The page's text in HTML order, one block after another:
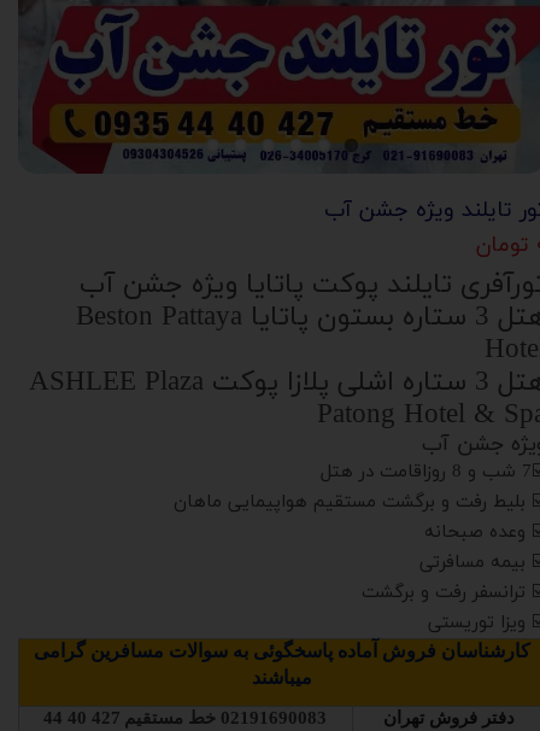
تایلند ویژه جشن آب
تایلند پوکت پاتایا ویژه جشن آب
هتل 3 ستاره بستون پاتایا Beston Pattaya
هتل 3 ستاره اشلی پلازا پوکت ASHLEE Plaza
Patong Hotel &
جشن آب
در هتل
بلیط رفت و برگشت مستقیم هواپیمایی ماهان
وعده صبحانه
بیمه مسافرتی
ترانسفر رفت و برگشت
ویزا توریستی
کارشناسان فروش آماده پاسخگوئی به سوالات مسافرین گرامی
میباشند
دفتر فروش تهران 02191690083 خط مستقیم
427 40 44